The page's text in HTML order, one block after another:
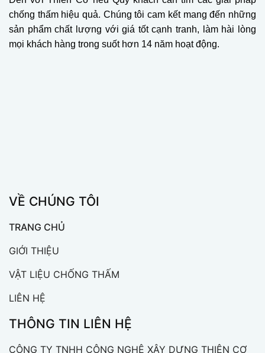
chống thấm hiệu quả. Chúng tôi cam kết mang đến những
sản phẩm chất lượng với giá tốt cạnh tranh, làm hài lòng
mọi khách hàng trong suốt hơn 14 năm hoạt động.
VỀ CHÚNG TÔI
TRANG CHỦ
GIỚI THIỆU
VẬT LIỆU CHỐNG THẤM
LIÊN HỆ
THÔNG TIN LIÊN HỆ
CÔNG TY TNHH CÔNG NGHỆ XÂY DỰNG THIÊN CƠ